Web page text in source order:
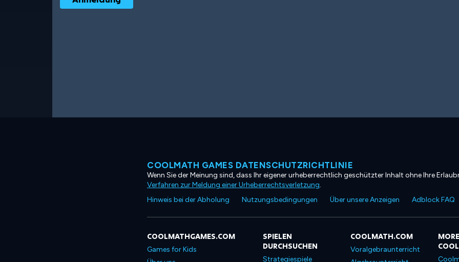
Ooh! Aah!
COOLMATH GAMES DATENSCHUTZRICHTLINIE
Wenn Sie der Meinung sind, dass Ihr eigener urheberrechtlich geschützter Inhalt ohne Ihre
Verfahren zur Meldung einer Urheberrechtsverletzung.
Hinweis bei der Abholung
Nutzungsbedingungen Über unsere Anzeigen Adblock FAQ
COOLMATHGAMES.COM
Games for Kids
SPIELEN
DURCHSUCHEN
Strategiespiele
COOLMATH.COM
Voralgebraunterricht